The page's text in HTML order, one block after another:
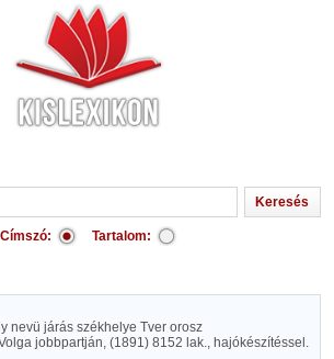
Címszó: Tartalom:
nevü járás székhelye Tver orosz
jobbpartján, (1891) 8152 lak., hajókészítéssel.